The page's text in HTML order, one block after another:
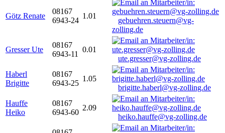
Götz Renate
08167
6943-24
1.01
gebuehren.steuern@vg-
zolling.de
Gresser Ute
08167
6943-11
0.01
ute.gresser@vg-zolling.de
Haberl
Brigitte
08167
6943-25
1.05
brigitte.haberl@vg-zolling.de
Hauffe
Heiko
08167
6943-60
2.09
heiko.hauffe@vg-zolling.de